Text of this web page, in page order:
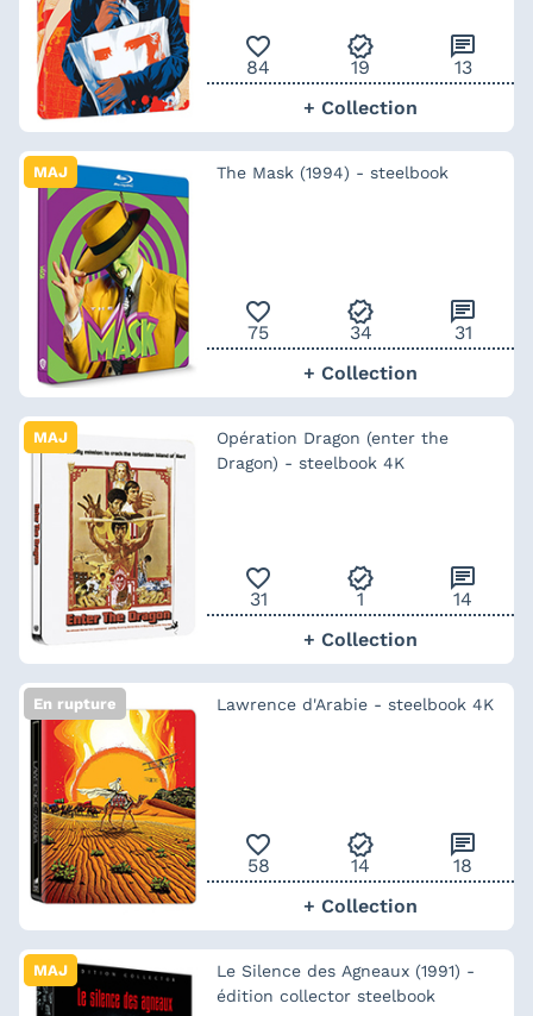
favorite_outline
84
verified
19
chat
13
+ Collection
MAJ The Mask (1994) - steelbook
favorite_outline
75
verified
34
chat
31
+ Collection
MAJ
Opération Dragon (enter the
Dragon) - steelbook 4K
favorite_outline
31
verified
1
chat
14
+ Collection
En rupture Lawrence d'Arabie - steelbook 4K
favorite_outline
58
verified
14
chat
18
+ Collection
MAJ
Le Silence des Agneaux (1991) -
édition collector steelbook